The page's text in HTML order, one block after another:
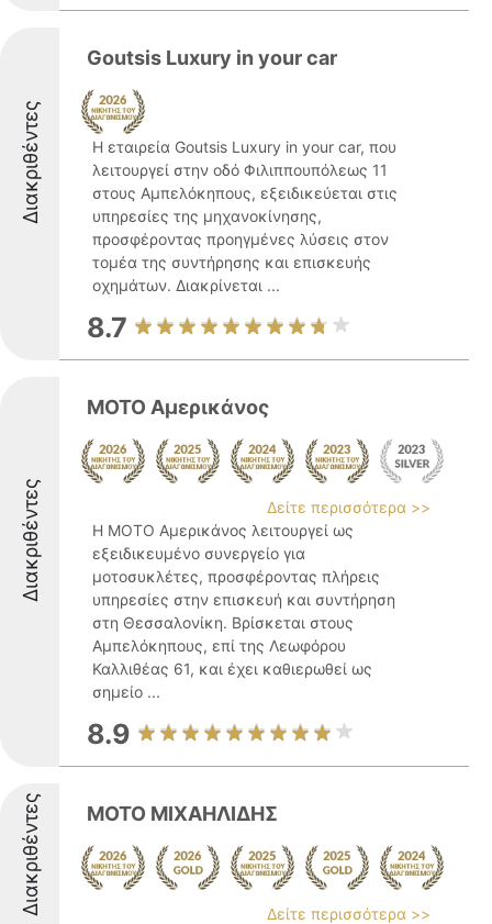
Διακριθέντες
Goutsis Luxury in your car
Η εταιρεία Goutsis Luxury in your car, που
λειτουργεί στην οδό Φιλιππουπόλεως 11
στους Αμπελόκηπους, εξειδικεύεται στις
υπηρεσίες της μηχανοκίνησης,
προσφέροντας προηγμένες λύσεις στον
τομέα της συντήρησης και επισκευής
οχημάτων. Διακρίνεται ...
8.7
Διακριθέντες
ΜΟΤΟ Αμερικάνος
Δείτε περισσότερα >>
Η ΜΟΤΟ Αμερικάνος λειτουργεί ως
εξειδικευμένο συνεργείο για
μοτοσυκλέτες, προσφέροντας πλήρεις
υπηρεσίες στην επισκευή και συντήρηση
στη Θεσσαλονίκη. Βρίσκεται στους
Αμπελόκηπους, επί της Λεωφόρου
Καλλιθέας 61, και έχει καθιερωθεί ως
σημείο ...
8.9
Διακριθέντες ΜΟΤΟ ΜΙΧΑΗΛΙΔΗΣ
Δείτε περισσότερα >>